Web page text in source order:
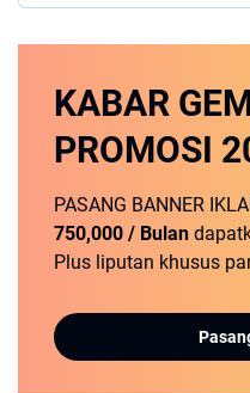
KABAR
PROMOSI
PASANG BANNER
750,000 / Bulan
Plus liputan khusus